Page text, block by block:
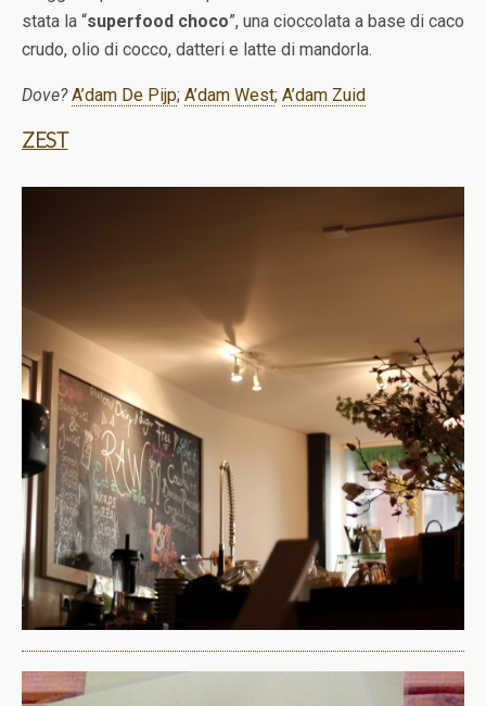
stata la “superfood choco”, una cioccolata a base di caco
crudo, olio di cocco, datteri e latte di mandorla.
Dove? A’dam De Pijp; A’dam West; A’dam Zuid
ZEST